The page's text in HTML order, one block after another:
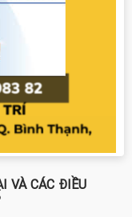
VÀ CÁC ĐIỀU